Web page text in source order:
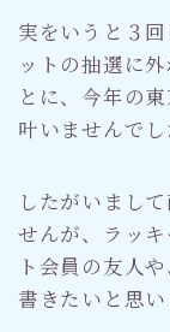
実をいうと３
ットの抽選に
とに、今年の
叶いませんでし
したがいまし
せんが、ラッ
ト会員の友人
書きたいと思い